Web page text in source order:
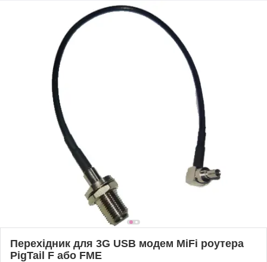
Перехідник для 3G USB модем MiFi роутера
PigTail F або FME